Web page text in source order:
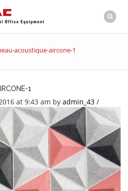
acoustique-aircone-1
1
at 9:43 am by admin_43 /